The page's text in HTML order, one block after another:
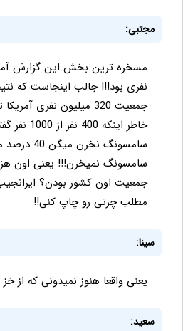
مجتبی:
مسخره ترین بخش این گزارش
نفری بود!!! جالب اینجاست که
جمعیت 320 میلیون نفری
خاطر اینکه
سامسونگ
جمعیت اون کشور بودن؟
مطلب چرتی رو چاپ کنی!!
سینا:
یعنی واقعا هنوز نمیدونی که از
سعيد: